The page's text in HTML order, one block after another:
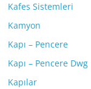
Kafes Sistemleri
Kamyon
Kapı – Pencere
Kapı – Pencere Dwg
Kapılar